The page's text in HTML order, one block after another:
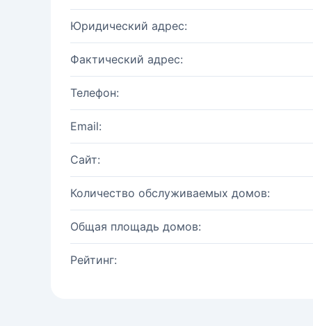
Юридический адрес:
Фактический адрес:
Телефон:
Email:
Сайт:
Количество обслуживаемых домов:
Общая площадь домов:
Рейтинг: